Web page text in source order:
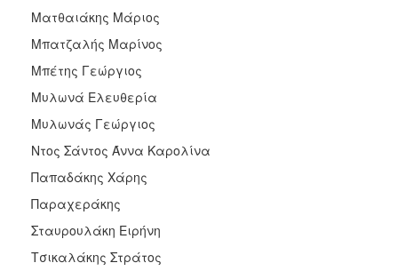
Ματθαιάκης Μάριος
Μπατζαλής Μαρίνος
Μπέτης Γεώργιος
Μυλωνά Ελευθερία
Μυλωνάς Γεώργιος
Ντος Σάντος Άννα Καρολίνα
Παπαδάκης Χάρης
Παραχεράκης
Σταυρουλάκη Ειρήνη
Τσικαλάκης Στράτος